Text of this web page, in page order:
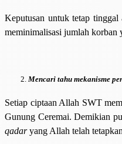
Keputusan untuk tetap
meminimalisasi jumlah korban
Mencari tahu mekanisme
Setiap ciptaan Allah SWT
Gunung Ceremai. Demikian
qadaryang Allah telah